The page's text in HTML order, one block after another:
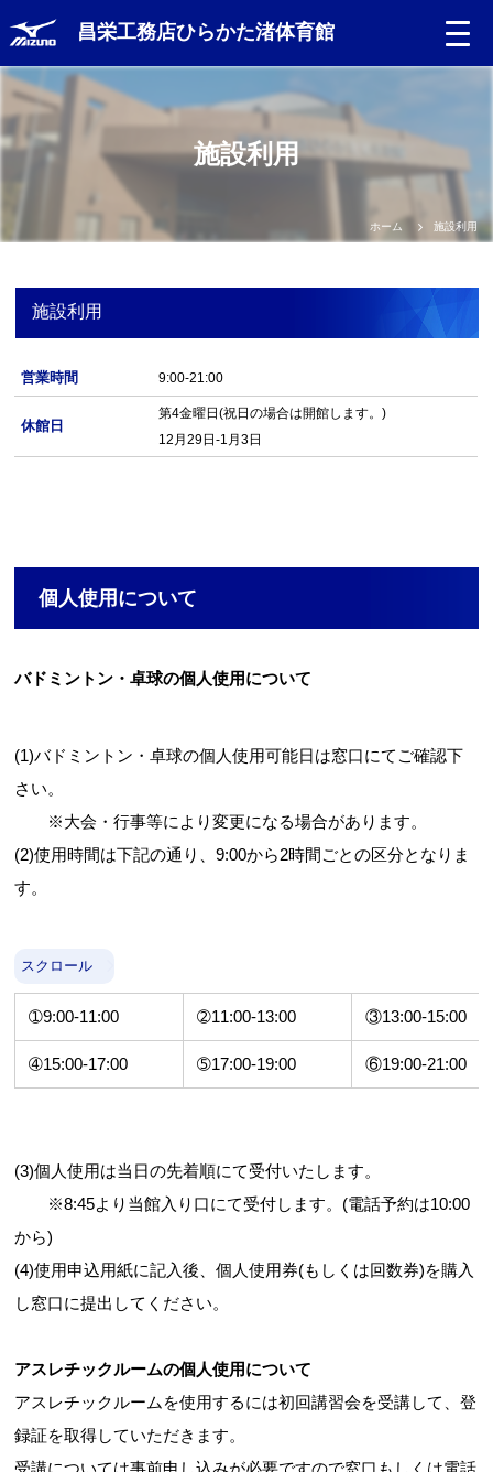
昌栄工務店ひらかた渚体育館
Language
日本語
中文（繁体）
한글
Portugues
お問合せフォーム
枚方市施設予約システム
Webアクセシビリティについて
施設利用
ホーム 施設利用
施設利用
営業時間 9:00-21:00
休館日
第4金曜日(祝日の場合は開館します。)
12月29日-1月3日
個人使用について
バドミントン・卓球の個人使用について
(1)バドミントン・卓球の個人使用可能日は窓口にてご確認下
さい。
※大会・行事等により変更になる場合があります。
(2)使用時間は下記の通り、9:00から2時間ごとの区分となりま
す。
スクロール
➀9:00-11:00 ➁11:00-13:00 ③13:00-15:00
➃15:00-17:00 ➄17:00-19:00 ⑥19:00-21:00
(3)個人使用は当日の先着順にて受付いたします。
※8:45より当館入り口にて受付します。(電話予約は10:00
から)
(4)使用申込用紙に記入後、個人使用券(もしくは回数券)を購入
し窓口に提出してください。
アスレチックルームの個人使用について
アスレチックルームを使用するには初回講習会を受講して、登
録証を取得していただきます。
受講については事前申し込みが必要ですので窓口もしくは電話